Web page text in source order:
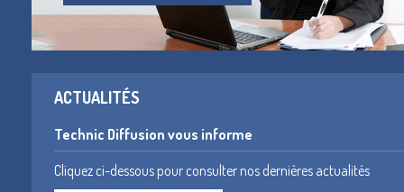
ACTUALITÉS
Technic Diffusion vous informe
Cliquez ci-dessous pour consulter nos dernières actualités